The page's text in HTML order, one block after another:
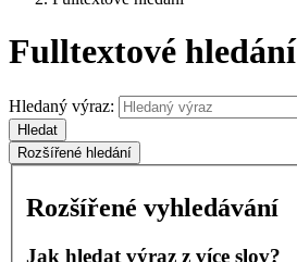
Fulltextové hledání
Hledaný výraz:
Hledat
Rozšířené hledání
Rozšířené vyhledávání
Jak hledat výraz z více slov?